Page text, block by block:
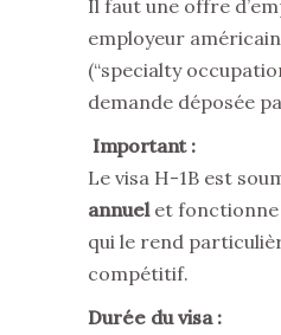
Il faut une offre
employeur
(“specialty
demande déposée
Important :
Le visa H-1B est
annuelet fonctionne
qui le rend
compétitif.
Durée du visa :